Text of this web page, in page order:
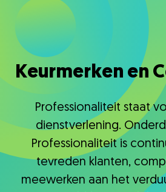
Keurmerken en
Professionaliteit staat
dienstverlening.
Professionaliteit is
tevreden klanten,
meewerken aan het